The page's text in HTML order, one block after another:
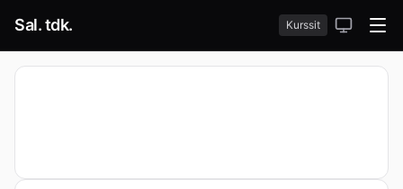
Sal. tdk. Kurssit